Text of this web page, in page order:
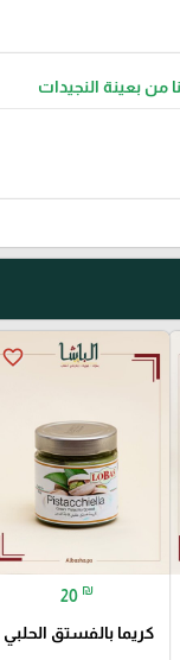
من بعينة النجيدات
favorite_border
20 ₪
كريما بالفستق الحلبي